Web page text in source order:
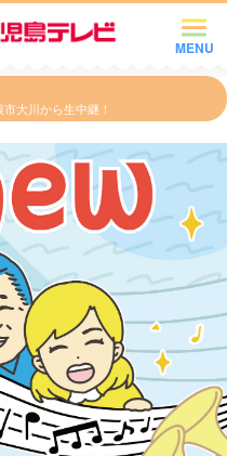
MENU
大川から生中継！